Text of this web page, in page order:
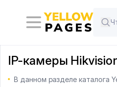
IP-камеры
В данном разделе каталога